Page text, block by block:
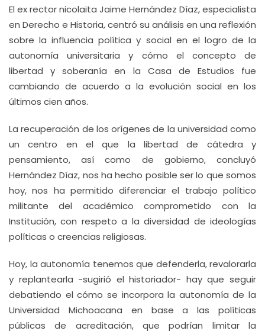
El ex rector nicolaita Jaime Hernández Díaz, especialista
en Derecho e Historia, centró su análisis en una reflexión
sobre la influencia política y social en el logro de la
autonomía universitaria y cómo el concepto de
libertad y soberanía en la Casa de Estudios fue
cambiando de acuerdo a la evolución social en los
últimos cien años.
La recuperación de los orígenes de la universidad como
un centro en el que la libertad de cátedra y
pensamiento, así como de gobierno, concluyó
Hernández Díaz, nos ha hecho posible ser lo que somos
hoy, nos ha permitido diferenciar el trabajo político
militante del académico comprometido con la
Institución, con respeto a la diversidad de ideologías
políticas o creencias religiosas.
Hoy, la autonomía tenemos que defenderla, revalorarla
y replantearla -sugirió el historiador- hay que seguir
debatiendo el cómo se incorpora la autonomía de la
Universidad Michoacana en base a las políticas
públicas de acreditación, que podrían limitar la